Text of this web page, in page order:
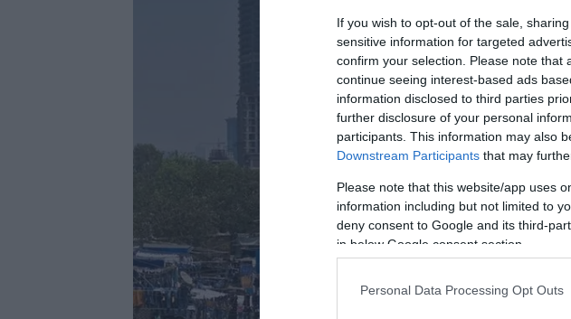
If you wish to opt-out of the sale,
sensitive information for targeted
confirm your selection. Please note
continue seeing interest-based ads
information disclosed to third parties
further disclosure of your personal
participants. This information may also
Downstream Participants that may
Please note that this website/app uses
information including but not limited to
deny consent to Google and its third-
in below Google consent section.
Personal Data Processing Opt Outs